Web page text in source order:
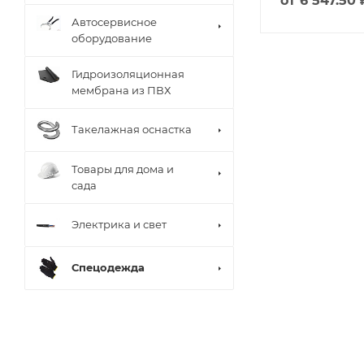
Автосервисное
оборудование
Гидроизоляционная
мембрана из ПВХ
Такелажная оснастка
Товары для дома и
сада
Электрика и свет
Спецодежда